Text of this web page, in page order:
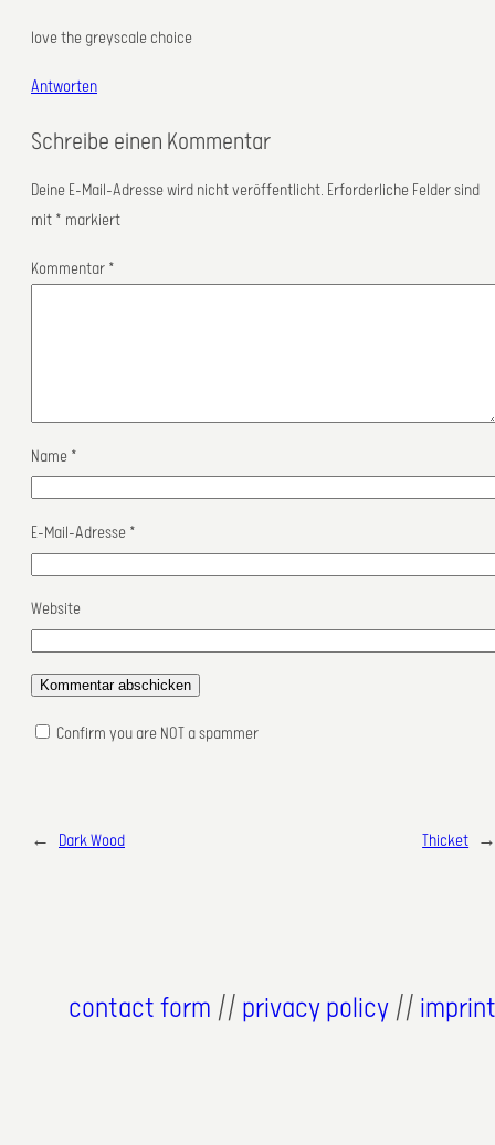
love the greyscale choice
Antworten
Schreibe einen Kommentar
Deine E-Mail-Adresse wird nicht veröffentlicht. Erforderliche Felder sind
mit * markiert
Kommentar *
Name *
E-Mail-Adresse *
Website
Confirm you are NOT a spammer
← Dark Wood Thicket
contact form // privacy policy //